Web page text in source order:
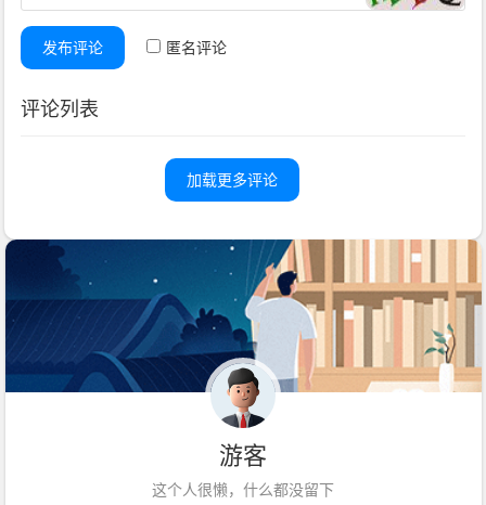
发布评论 匿名评论
评论列表
加载更多评论
游客
这个人很懒，什么都没留下